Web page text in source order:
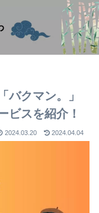
バクマン。」
ビスを紹介！
2024.03.20 2024.04.04